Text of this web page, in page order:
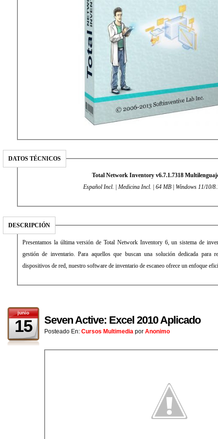
DATOS TÉCNICOS
Total Network Inventory v6.7.1.7318
Español Incl. | Medicina Incl. | 64 MB | Windows 11/10/
DESCRIPCIÓN
Presentamos la última versión de Total Network Inventory 6, un sistema de
gestión de inventario. Para aquellos que buscan una solución dedicada para
dispositivos de red, nuestro software de inventario de escaneo ofrece un enfoque
junio
15 Seven Active: Excel 2010 Aplicado
Posteado En: Cursos Multimedia por Anonimo